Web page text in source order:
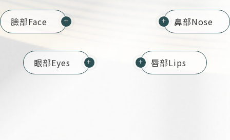
臉部Face ＋
眼部Eyes ＋
鼻部Nose
＋
唇部Lips
＋